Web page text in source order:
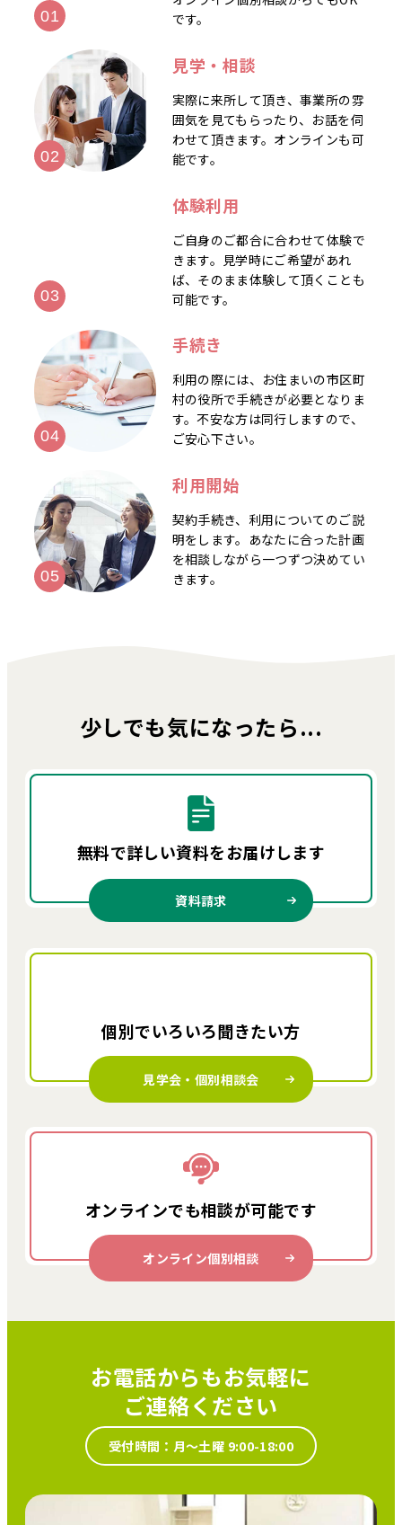
です。
見学・相談
実際に来所して頂き、事業所の雰
囲気を見てもらったり、お話を伺
わせて頂きます。オンラインも可
能です。
体験利用
ご自身のご都合に合わせて体験で
きます。見学時にご希望があれ
ば、そのまま体験して頂くことも
可能です。
手続き
利用の際には、お住まいの市区町
村の役所で手続きが必要となりま
す。不安な方は同行しますので、
ご安心下さい。
利用開始
契約手続き、利用についてのご説
明をします。あなたに合った計画
を相談しながら一つずつ決めてい
きます。
少しでも気になったら...
無料で詳しい資料をお届けします
資料請求
個別でいろいろ聞きたい方
見学会・個別相談会
オンラインでも相談が可能です
オンライン個別相談
お電話からもお気軽に
ご連絡ください
受付時間：月～土曜 9:00-18:00